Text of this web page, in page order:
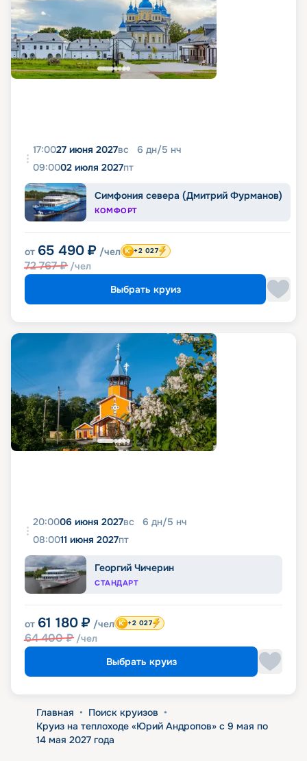
17:0027 июня 2027вс 6 дн/5 нч
09:0002 июля 2027пт
Симфония севера (Дмитрий Фурманов)
КОМФОРТ
от 65 490 ₽ /чел
72 767₽ /чел
+2 027
Выбрать круиз
20:0006 июня 2027вс 6 дн/5 нч
08:0011 июня 2027пт
Георгий Чичерин
СТАНДАРТ
от 61 180 ₽ /чел
64 400₽ /чел
+2 027
Выбрать круиз
Главная • Поиск круизов •
Круиз на теплоходе «Юрий Андропов» с 9 мая по
14 мая 2027 года